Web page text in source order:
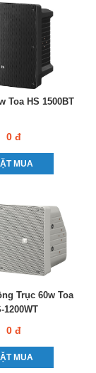
Toa HS 1500BT
0 đ
MUA
Trục 60w Toa
1200WT
0 đ
MUA